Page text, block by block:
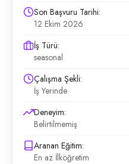
Son Başvuru Tarihi:
12 Ekim 2026
İş Türü:
seasonal
Çalışma Şekli:
İş Yerinde
Deneyim:
Belirtilmemiş
Aranan Eğitim:
En az İlköğretim